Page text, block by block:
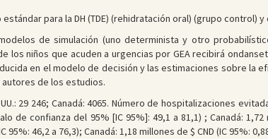
para la DH (TDE) (rehidratación oral) (grupo control) y
de simulación (uno determinista y otro
niños que acuden a urgencias por GEA recibirá
en el modelo de decisión y las estimaciones sobre la
de los estudios.
29 246; Canadá: 4065. Número de hospitalizaciones
de confianza del 95% [IC 95%]: 49,1 a 81,1) ; Canadá: 1,72
46,2 a 76,3); Canadá: 1,18 millones de $ CND (IC 95%: